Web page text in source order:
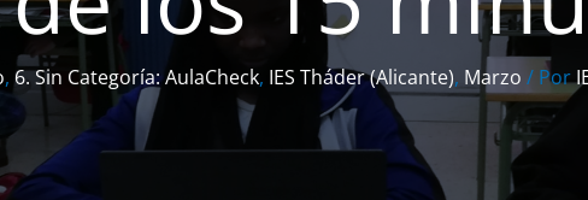
, 6. Sin Categoría: AulaCheck, IES Tháder (Alicante), Marzo / Por